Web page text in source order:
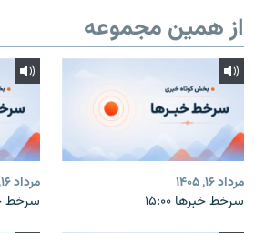
از همین مجموعه
مرداد ۱۶, ۱۴۰۵
سرخط خبرها ۱۵:۰۰
مرداد ۱۶, ۱۴۰۵
سرخط